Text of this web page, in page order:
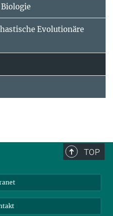
Evolutionäre
TOP